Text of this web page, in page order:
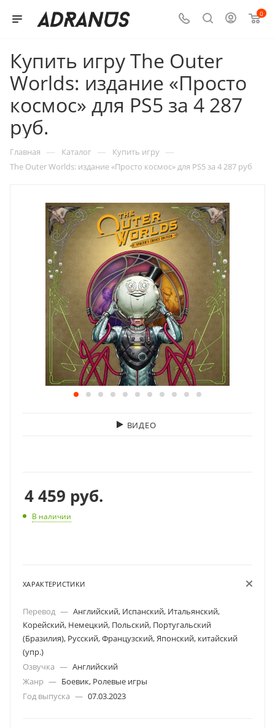
0
Купить игру The Outer
Worlds: издание «Просто
космос» для PS5 за 4 287
руб.
Главная — Каталог — Купить игру —
The Outer Worlds: издание «Просто космос» для PS5 за 4 287 руб
ВИДЕО
4 459 руб.
В наличии
ХАРАКТЕРИСТИКИ
Перевод — Английский, Испанский, Итальянский,
Корейский, Немецкий, Польский, Португальский
(Бразилия), Русский, Французский, Японский, китайский
(упр.)
Озвучка — Английский
Жанр — Боевик, Ролевые игры
Год выпуска — 07.03.2023